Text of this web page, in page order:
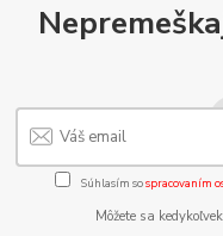
Súhlasím sospracovaním
Môžete sa